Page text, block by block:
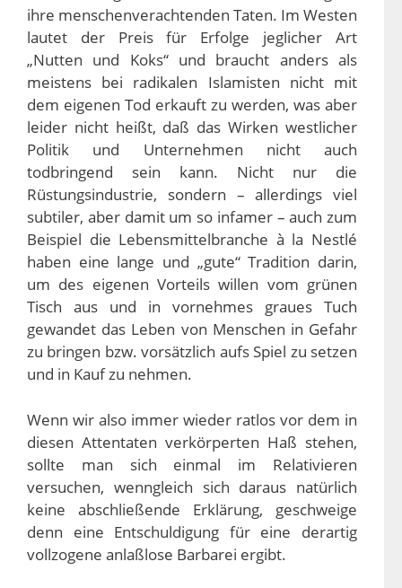
ihre menschenverachtenden Taten. Im Westen
lautet der Preis für Erfolge jeglicher Art
„Nutten und Koks“ und braucht anders als
meistens bei radikalen Islamisten nicht mit
dem eigenen Tod erkauft zu werden, was aber
leider nicht heißt, daß das Wirken westlicher
Politik und Unternehmen nicht auch
todbringend sein kann. Nicht nur die
Rüstungsindustrie, sondern – allerdings viel
subtiler, aber damit um so infamer – auch zum
Beispiel die Lebensmittelbranche à la Nestlé
haben eine lange und „gute“ Tradition darin,
um des eigenen Vorteils willen vom grünen
Tisch aus und in vornehmes graues Tuch
gewandet das Leben von Menschen in Gefahr
zu bringen bzw. vorsätzlich aufs Spiel zu setzen
und in Kauf zu nehmen.
Wenn wir also immer wieder ratlos vor dem in
diesen Attentaten verkörperten Haß stehen,
sollte man sich einmal im Relativieren
versuchen, wenngleich sich daraus natürlich
keine abschließende Erklärung, geschweige
denn eine Entschuldigung für eine derartig
vollzogene anlaßlose Barbarei ergibt.